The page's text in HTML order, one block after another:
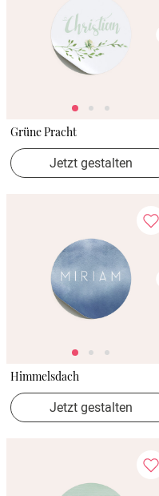
Grüne Pracht
Jetzt gestalten
Himmelsdach
Jetzt gestalten